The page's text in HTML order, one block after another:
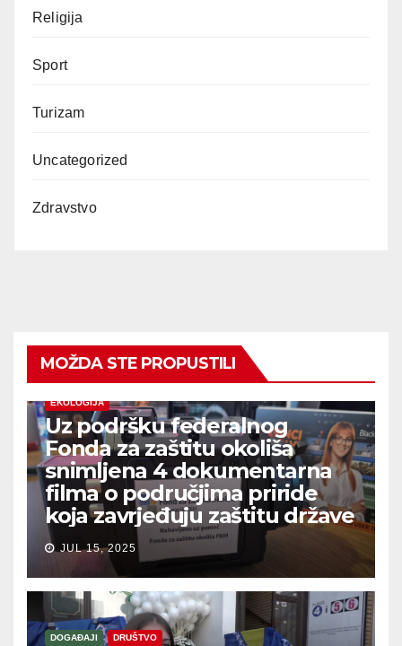
Religija
Sport
Turizam
Uncategorized
Zdravstvo
MOŽDA STE PROPUSTILI
EKOLOGIJA
Uz podršku federalnog
Fonda za zaštitu okoliša
snimljena 4 dokumentarna
filma o područjima priride
koja zavrjeđuju zaštitu države
JUL 15, 2025
DOGAĐAJI DRUŠTVO